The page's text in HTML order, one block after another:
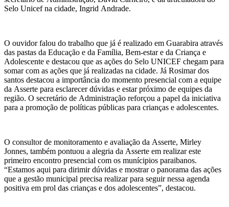
Selo Unicef na cidade, Ingrid Andrade.
O ouvidor falou do trabalho que já é realizado em Guarabira através
das pastas da Educação e da Família, Bem-estar e da Criança e
Adolescente e destacou que as ações do Selo UNICEF chegam para
somar com as ações que já realizadas na cidade. Já Rosimar dos
santos destacou a importância do momento presencial com a equipe
da Asserte para esclarecer dúvidas e estar próximo de equipes da
região. O secretário de Administração reforçou a papel da iniciativa
para a promoção de políticas públicas para crianças e adolescentes.
O consultor de monitoramento e avaliação da Asserte, Mirley
Jonnes, também pontuou a alegria da Asserte em realizar este
primeiro encontro presencial com os munícipios paraibanos.
“Estamos aqui para dirimir dúvidas e mostrar o panorama das ações
que a gestão municipal precisa realizar para seguir nessa agenda
positiva em prol das crianças e dos adolescentes”, destacou.